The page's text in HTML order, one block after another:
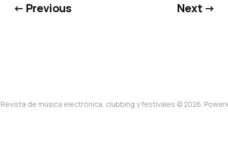
← Previous Next →
de música electrónica, clubbing y festivales © 2026.